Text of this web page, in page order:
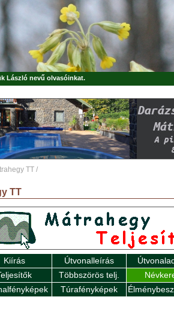
László nevű olvasóinkat.
TT /
TT
Kiírás Útvonalleírás
Többszörös telj.
Túrafényképek